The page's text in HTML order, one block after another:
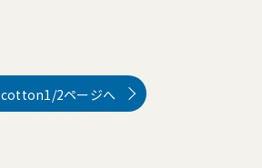
cotton1/2ページへ